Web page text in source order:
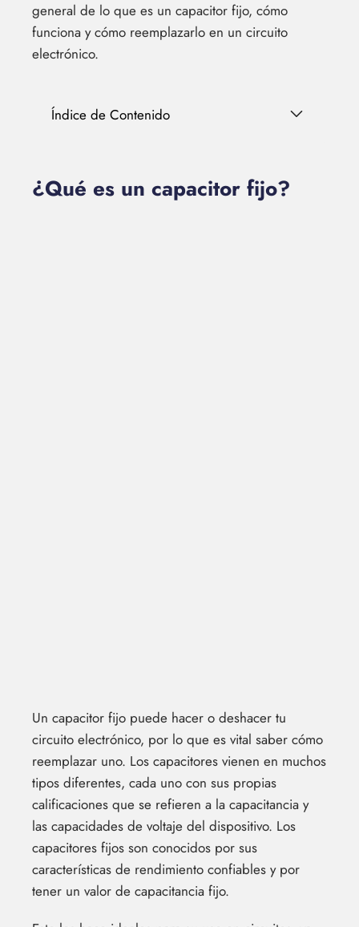
general de lo que es un capacitor fijo, cómo
funciona y cómo reemplazarlo en un circuito
electrónico.
Índice de Contenido
¿Qué es un capacitor fijo?
Un capacitor fijo puede hacer o deshacer tu
circuito electrónico, por lo que es vital saber cómo
reemplazar uno. Los capacitores vienen en muchos
tipos diferentes, cada uno con sus propias
calificaciones que se refieren a la capacitancia y
las capacidades de voltaje del dispositivo. Los
capacitores fijos son conocidos por sus
características de rendimiento confiables y por
tener un valor de capacitancia fijo.